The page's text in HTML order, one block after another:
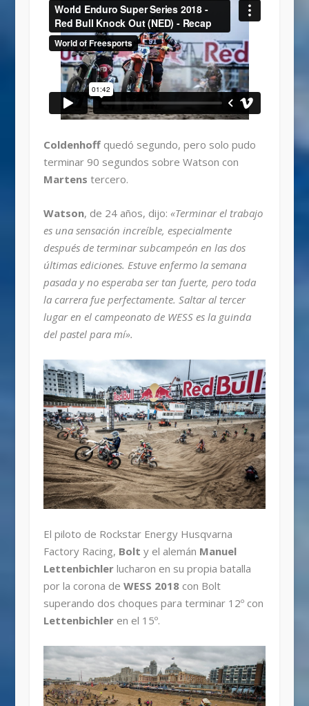
Coldenhoffquedó segundo, pero solo pudo
terminar 90 segundos sobre Watson con
Martens tercero.
Watson, de 24 años, dijo: «Terminar el trabajo
es una sensación increíble, especialmente
después de terminar subcampeón en las dos
últimas ediciones. Estuve enfermo la semana
pasada y no esperaba ser tan fuerte, pero toda
la carrera fue perfectamente. Saltar al tercer
lugar en el campeonato de WESS es la guinda
del pastel para mí».
El piloto de Rockstar Energy Husqvarna
Factory Racing, Bolt y el alemán Manuel
Lettenbichlerlucharon en su propia batalla
por la corona de WESS 2018con Bolt
superando dos choques para terminar 12º con
Lettenbichleren el 15º.